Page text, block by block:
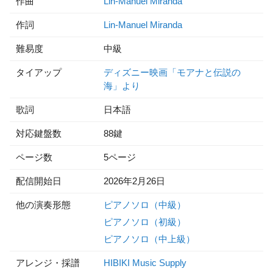
作詞 Lin-Manuel Miranda
難易度 中級
タイアップ
ディズニー映画「モアナと伝説の
海」より
歌詞 日本語
対応鍵盤数 88鍵
ページ数 5ページ
配信開始日 2026年2月26日
他の演奏形態
ピアノソロ（中級）
ピアノソロ（初級）
ピアノソロ（中上級）
アレンジ・採譜 HIBIKI Music Supply